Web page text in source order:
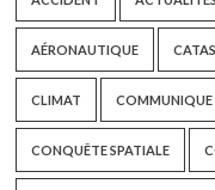
AÉRONAUTIQUE
CLIMAT COMMUNIQUE
CONQUÊTE SPATIALE